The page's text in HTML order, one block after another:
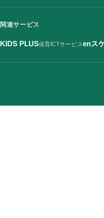
関連サービス
KIDS PLUS保育ICTサービスenス